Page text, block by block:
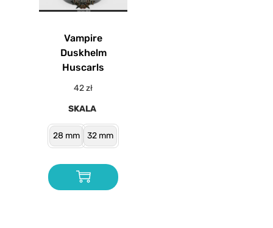
Vampire
Duskhelm
Huscarls
42zł
SKALA
28 mm 32 mm